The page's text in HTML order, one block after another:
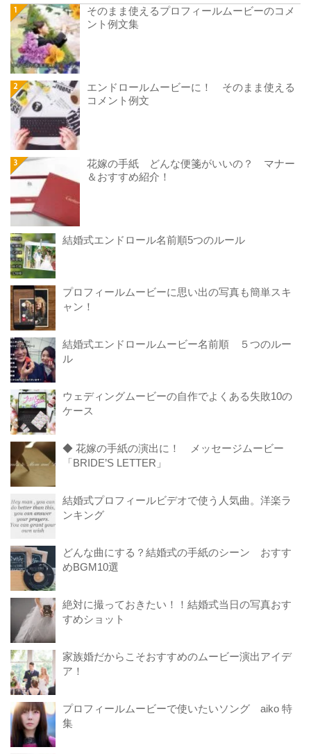
そのまま使えるプロフィールムービーのコメ
ント例文集
エンドロールムービーに！ そのまま使える
コメント例文
花嫁の手紙 どんな便箋がいいの？ マナー
＆おすすめ紹介！
結婚式エンドロール名前順5つのルール
プロフィールムービーに思い出の写真も簡単スキ
ャン！
結婚式エンドロールムービー名前順 ５つのルー
ル
ウェディングムービーの自作でよくある失敗10の
ケース
◆ 花嫁の手紙の演出に！ メッセージムービー
「BRIDE’S LETTER」
結婚式プロフィールビデオで使う人気曲。洋楽ラ
ンキング
どんな曲にする？結婚式の手紙のシーン おすす
めBGM10選
絶対に撮っておきたい！！結婚式当日の写真おす
すめショット
家族婚だからこそおすすめのムービー演出アイデ
ア！
プロフィールムービーで使いたいソング aiko 特
集